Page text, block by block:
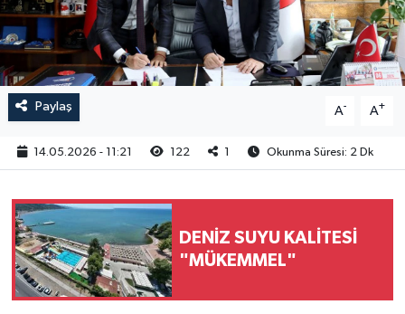
Paylaş A- A+
14.05.2026 - 11:21 122 1 Okunma Süresi: 2 Dk
DENİZ SUYU KALİTESİ
"MÜKEMMEL"
RESMİ İLAN